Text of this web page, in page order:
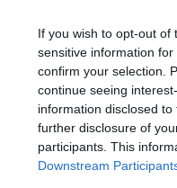
If you wish to opt-out of
sensitive information
confirm your selection.
continue seeing
information disclosed
further disclosure of
participants. This
Downstream
files del juvenil de divisió
Cristian Roglan, cal dir que
municipal de la Sénia el
serà el dissabte dia